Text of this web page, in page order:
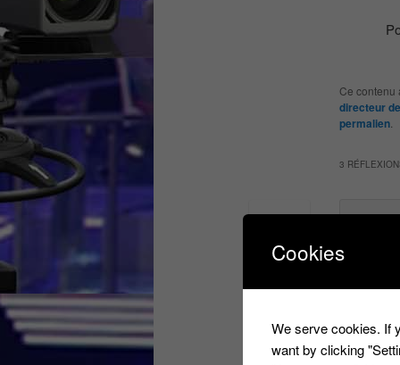
Ce contenu
directeur
permalien.
3
Cookies
We serve cookies. If
want by clicking